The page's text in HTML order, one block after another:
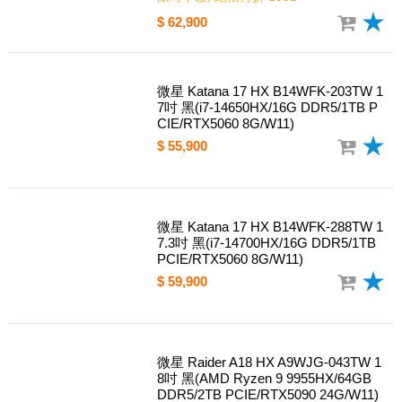
10TW 17吋 灰(Intel Ultra 7 255HX/16G
DDR5/1TB PCIE/RTX5060 8G/W11)
限時下殺, 結帳再折 1901
$ 62,900
微星 Katana 17 HX B14WFK-203TW 1
7吋 黑(i7-14650HX/16G DDR5/1TB P
CIE/RTX5060 8G/W11)
$ 55,900
微星 Katana 17 HX B14WFK-288TW 1
7.3吋 黑(i7-14700HX/16G DDR5/1TB
PCIE/RTX5060 8G/W11)